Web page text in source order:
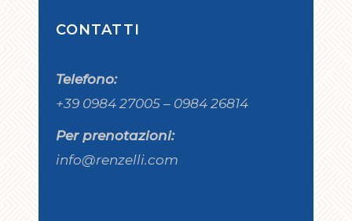
CONTATTI
Telefono:
+39 0984 27005 – 0984 26814
Per prenotazioni:
info@renzelli.com